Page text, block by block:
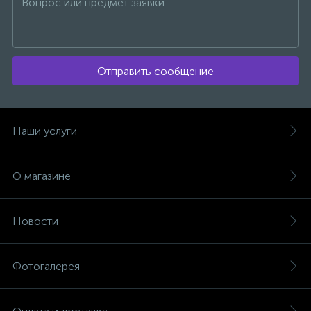
Отправить сообщение
Наши услуги
О магазине
Новости
Фотогалерея